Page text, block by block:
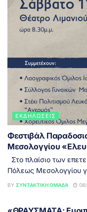
ΕΚΔΗΛΏΣΕΙΣ
Φεστιβάλ
Μεσολογγίου
Στο πλαίσιο των
Πόλεως Μεσολογγίου
BY ΣΥΝΤΑΚΤΙΚΉ ΟΜΆΔΑ